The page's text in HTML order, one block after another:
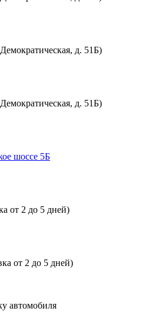
д. 51Б)
д. 51Б)
шоссе 5Б
от 2 до 5 дней)
от 2 до 5 дней)
автомобиля